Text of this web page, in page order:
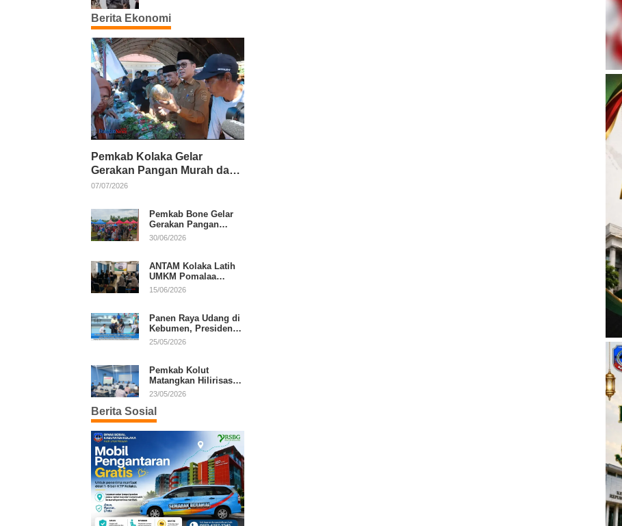
Putusan MK
Berita Ekonomi
Pemkab Kolaka Gelar
Gerakan Pangan Murah dan
Salurkan Pupuk Organik
07/07/2026
Pemkab Bone Gelar
Gerakan Pangan
Murah, Warga Serbu
30/06/2026
ANTAM Kolaka Latih
UMKM Pomalaa
Kembangkan Produk
15/06/2026
Panen Raya Udang di
Kebumen, Presiden
Prabowo Tekankan
25/05/2026
Pemkab Kolut
Matangkan Hilirisasi
Kakao dan Kelapa,
Daerah
23/05/2026
Berita Sosial